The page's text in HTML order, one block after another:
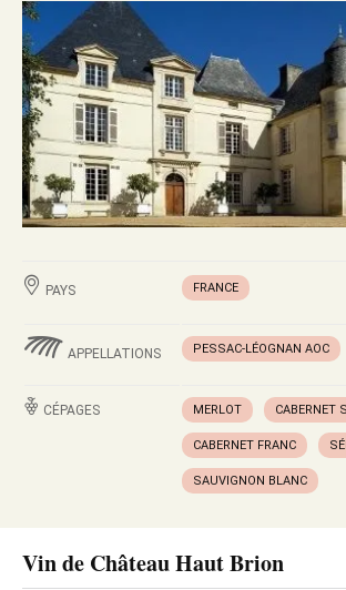
PAYS FRANCE
APPELLATIONS PESSAC-LÉOGNAN AOC
CÉPAGES MERLOT CABERNET
CABERNET FRANC
SAUVIGNON BLANC
Vin de Château Haut Brion